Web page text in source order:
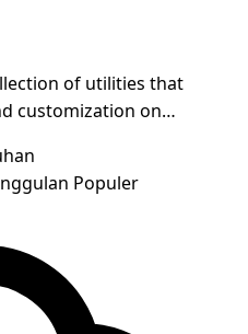
of utilities that
customization on
Populer